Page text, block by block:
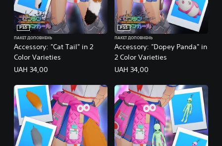
Accessory: "Cat Tail" in 2
Color Varieties
PS5
ПАКЕТ ДОПОВНЕНЬ
UAH 34,00
Accessory: "Dopey Panda" in
2 Color Varieties
PS5
ПАКЕТ ДОПОВНЕНЬ
UAH 34,00